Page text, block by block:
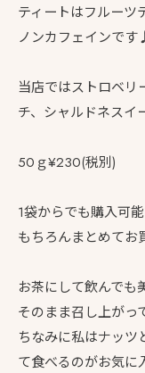
ティートはフルーツ
ノンカフェインです
当店ではストロベリ
チ、シャルドネスイ
50ｇ¥230(税別)
1袋からでも購入可
もちろんまとめて
お茶にして飲んでも
そのまま召し上が
ちなみに私はナッツ
て食べるのがお気